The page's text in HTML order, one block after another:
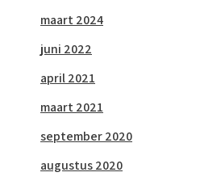
maart 2024
juni 2022
april 2021
maart 2021
september 2020
augustus 2020